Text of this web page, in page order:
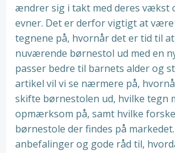
ændrer sig i takt med deres vækst
evner. Det er derfor vigtigt at
tegnene på, hvornår det er tid til
nuværende børnestol ud med en
passer bedre til barnets alder og
artikel vil vi se nærmere på,
skifte børnestolen ud, hvilke tegn
opmærksom på, samt hvilke
børnestole der findes på
anbefalinger og gode råd til,